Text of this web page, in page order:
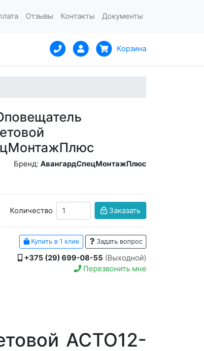
Отзывы Контакты Документы
Корзина
Бренд: АвангардСпецМонтажПлюс
Количество Заказать
Купить в 1 клик Задать вопрос
+375 (29) 699-08-55 (Выходной)
Перезвонить мне
АСТО12-